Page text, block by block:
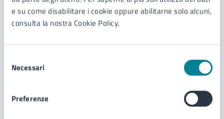
e su come disabilitare i cookie oppure abilitarne solo alcuni,
consulta la nostra Cookie Policy.
delNecessari
Preferenze
urbanistica
Sportello unico delle attività produttive - SUAP
Vedi altri 2